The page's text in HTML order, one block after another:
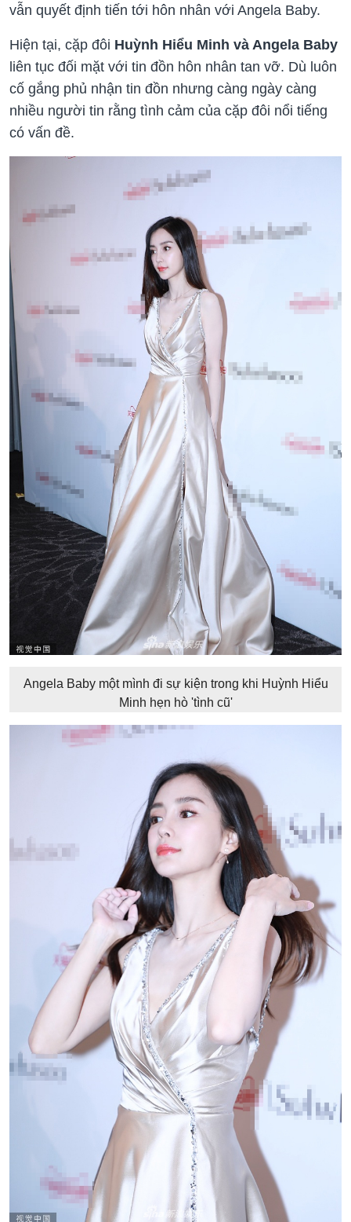
vẫn quyết định tiến tới hôn nhân với Angela Baby.
Hiện tại, cặp đôi Huỳnh Hiểu Minh và Angela Baby
liên tục đối mặt với tin đồn hôn nhân tan vỡ. Dù luôn
cố gắng phủ nhận tin đồn nhưng càng ngày càng
nhiều người tin rằng tình cảm của cặp đôi nổi tiếng
có vấn đề.
Angela Baby một mình đi sự kiện trong khi Huỳnh Hiểu
Minh hẹn hò 'tình cũ'